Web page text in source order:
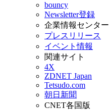
bouncy
Newsletter登録
企業情報センター
プレスリリース
イベント情報
関連サイト
4X
ZDNET Japan
Tetsudo.com
朝日新聞
CNET各国版